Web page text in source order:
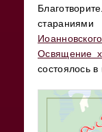
Освящение
состоялось